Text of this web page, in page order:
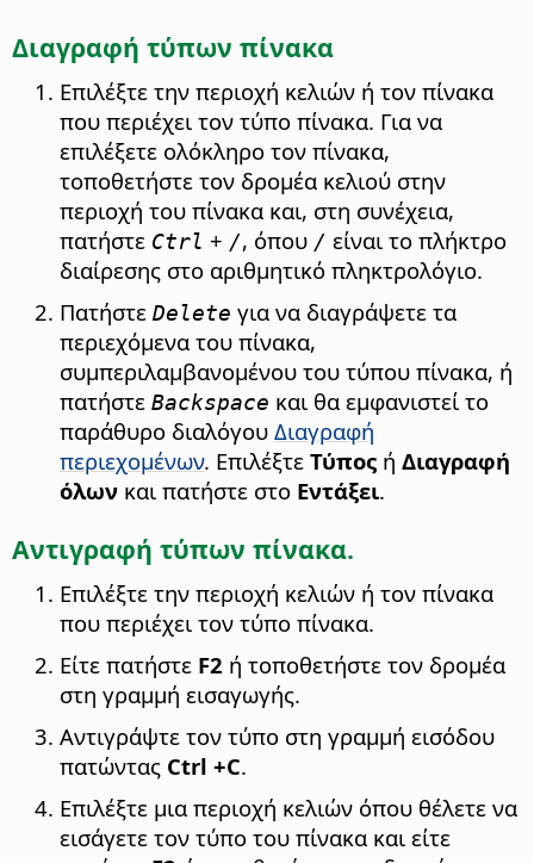
Διαγραφή τύπων πίνακα
Επιλέξτε την περιοχή κελιών ή τον πίνακα
που περιέχει τον τύπο πίνακα. Για να
επιλέξετε ολόκληρο τον πίνακα,
τοποθετήστε τον δρομέα κελιού στην
περιοχή του πίνακα και, στη συνέχεια,
πατήστε Ctrl + /, όπου / είναι το πλήκτρο
διαίρεσης στο αριθμητικό πληκτρολόγιο.
Πατήστε Delete για να διαγράψετε τα
περιεχόμενα του πίνακα,
συμπεριλαμβανομένου του τύπου πίνακα, ή
πατήστε Backspace και θα εμφανιστεί το
παράθυρο διαλόγου Διαγραφή
περιεχομένων. Επιλέξτε Τύπος ή Διαγραφή
όλων και πατήστε στο Εντάξει.
Αντιγραφή τύπων πίνακα.
Επιλέξτε την περιοχή κελιών ή τον πίνακα
που περιέχει τον τύπο πίνακα.
Είτε πατήστε F2 ή τοποθετήστε τον δρομέα
στη γραμμή εισαγωγής.
Αντιγράψτε τον τύπο στη γραμμή εισόδου
πατώντας Ctrl +C.
Επιλέξτε μια περιοχή κελιών όπου θέλετε να
εισάγετε τον τύπο του πίνακα και είτε